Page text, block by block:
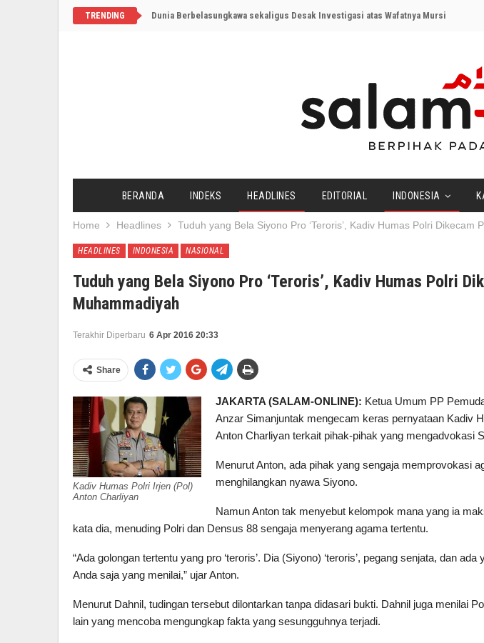
TRENDING Dunia Berbelasungkawa sekaligus Desak Investigasi atas Wafatnya Mursi
BERANDA INDEKS HEADLINES EDITORIAL INDONESIA
Home Headlines Tuduh yang Bela Siyono Pro ‘Teroris’, Kadiv Humas Polri Dikecam
HEADLINES INDONESIA NASIONAL
Tuduh yang Bela Siyono Pro ‘Teroris’, Kadiv Humas Polri
Muhammadiyah
Terakhir Diperbaru 6 Apr 2016 20:33
Share
Kadiv Humas Polri Irjen (Pol)
Anton Charliyan
JAKARTA (SALAM-ONLINE): Ketua Umum PP
Anzar Simanjuntak mengecam keras pernyataan Kadiv
Anton Charliyan terkait pihak-pihak yang mengadvokasi
Menurut Anton, ada pihak yang sengaja memprovokasi
menghilangkan nyawa Siyono.
Namun Anton tak menyebut kelompok mana yang ia
kata dia, menuding Polri dan Densus 88 sengaja menyerang agama tertentu.
“Ada golongan tertentu yang pro ‘teroris’. Dia (Siyono) ‘teroris’, pegang senjata, dan
Anda saja yang menilai,” ujar Anton.
Menurut Dahnil, tudingan tersebut dilontarkan tanpa didasari bukti. Dahnil juga menilai
lain yang mencoba mengungkap fakta yang sesungguhnya terjadi.